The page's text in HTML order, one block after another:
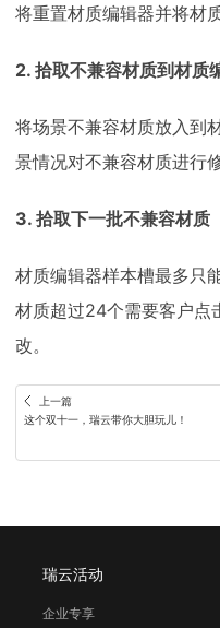
将重置材质编辑器并将材
2. 拾取不兼容材质到材质
将场景不兼容材质放入到
景情况对不兼容材质进行
3. 拾取下一批不兼容材质
材质编辑器样本槽最多只
材质超过24个需要客户点
改。
上一篇
这个双十一，瑞云带你大胆玩儿！
瑞云活动
企业专享